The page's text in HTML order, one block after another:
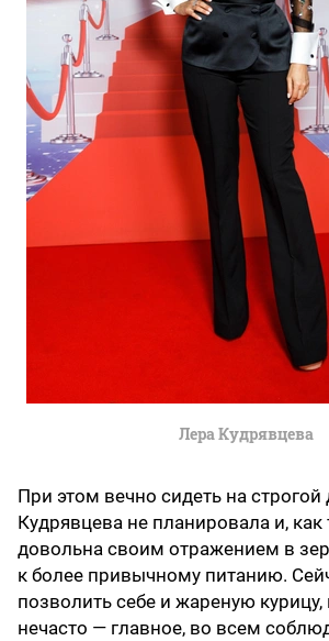
Лера Кудрявцева
При этом вечно сидеть на строгой
Кудрявцева не планировала и, как
довольна своим отражением в
к более привычному питанию.
позволить себе и жареную курицу,
нечасто — главное, во всем